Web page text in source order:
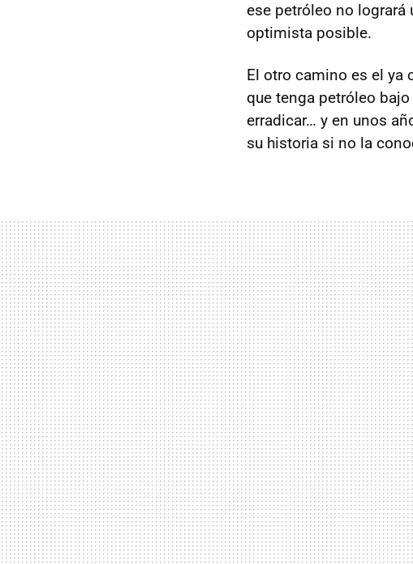
ese petróleo no logrará
optimista posible.
El otro camino es el ya
que tenga petróleo
erradicar… y en unos
su historia si no la